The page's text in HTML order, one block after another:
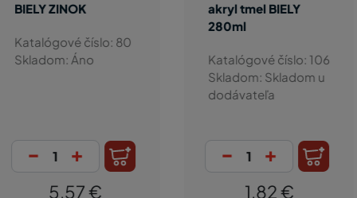
číslo: 80
Áno
akryl tmel BIELY
Katalógové číslo: 106
Skladom: Skladom u
dodávateľa